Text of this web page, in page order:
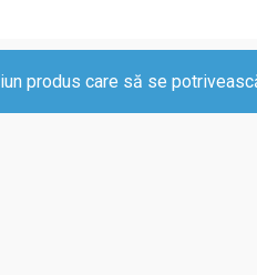
produs care să se